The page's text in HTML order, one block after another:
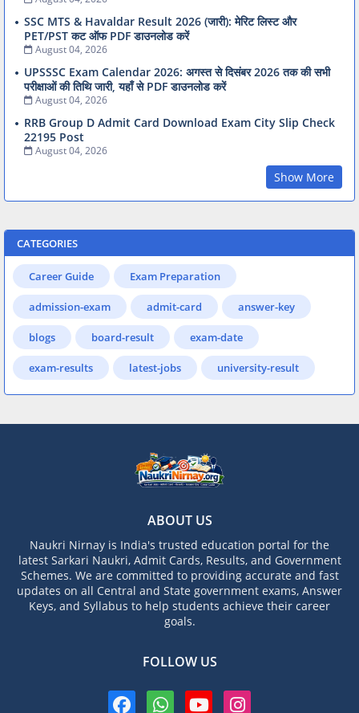
SSC MTS & Havaldar Result 2026 (जारी): मेरिट लिस्ट और
PET/PST कट ऑफ PDF डाउनलोड करें
August 04, 2026
UPSSSC Exam Calendar 2026: अगस्त से दिसंबर 2026 तक की सभी
परीक्षाओं की तिथि जारी, यहाँ से PDF डाउनलोड करें
August 04, 2026
RRB Group D Admit Card Download Exam City Slip Check
22195 Post
August 04, 2026
Show More
CATEGORIES
Career Guide Exam Preparation
admission-exam admit-card answer-key
blogs board-result exam-date
exam-results latest-jobs university-result
ABOUT US
Naukri Nirnay is India's trusted education portal for the
latest Sarkari Naukri, Admit Cards, Results, and Government
Schemes. We are committed to providing accurate and fast
updates on all Central and State government exams, Answer
Keys, and Syllabus to help students achieve their career
goals.
FOLLOW US